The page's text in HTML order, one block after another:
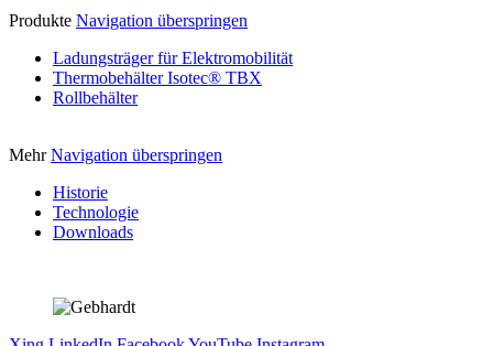
Produkte Navigation überspringen
Ladungsträger für Elektromobilität
Thermobehälter Isotec® TBX
Rollbehälter
Mehr Navigation überspringen
Historie
Technologie
Downloads